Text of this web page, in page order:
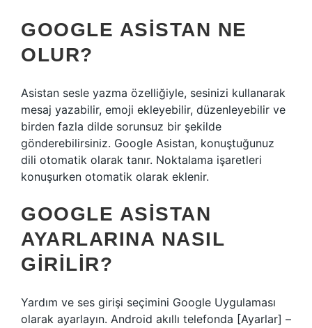
GOOGLE ASISTAN NE
OLUR?
Asistan sesle yazma özelliğiyle, sesinizi kullanarak
mesaj yazabilir, emoji ekleyebilir, düzenleyebilir ve
birden fazla dilde sorunsuz bir şekilde
gönderebilirsiniz. Google Asistan, konuştuğunuz
dili otomatik olarak tanır. Noktalama işaretleri
konuşurken otomatik olarak eklenir.
GOOGLE ASISTAN
AYARLARINA NASIL
GIRILIR?
Yardım ve ses girişi seçimini Google Uygulaması
olarak ayarlayın. Android akıllı telefonda [Ayarlar] –